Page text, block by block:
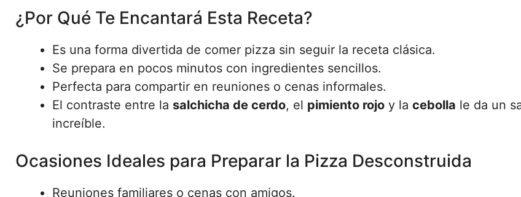
¿Por Qué Te Encantará Esta Receta?
Es una forma divertida de comer pizza sin seguir la receta clásica.
Se prepara en pocos minutos con ingredientes sencillos.
Perfecta para compartir en reuniones o cenas informales.
El contraste entre la salchicha de cerdo, el pimiento rojo y la cebolla le da un
increíble.
Ocasiones Ideales para Preparar la Pizza Desconstruida
Reuniones familiares o cenas con amigos.